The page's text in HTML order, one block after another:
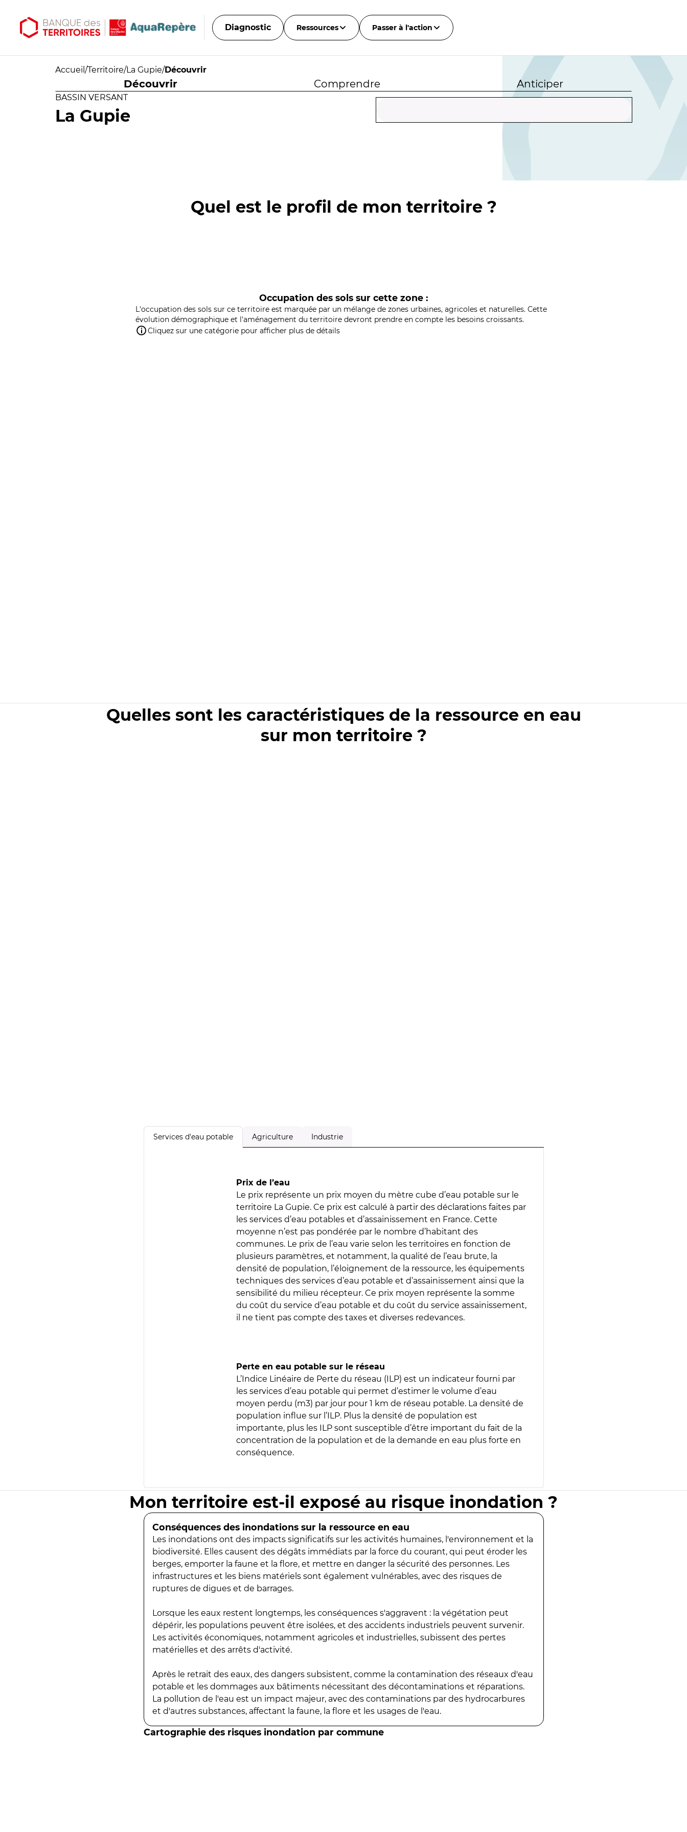
Diagnostic Ressources Passer à l'action
Accueil /Territoire/La Gupie/Découvrir
Découvrir Comprendre Anticiper
BASSIN VERSANT
La Gupie
Quel est le profil de mon territoire ?
Occupation des sols sur cette zone :
L'occupation des sols sur ce territoire est marquée par un mélange de zones urbaines, agricoles et naturelles. Cette
évolution démographique et l'aménagement du territoire devront prendre en compte les besoins croissants.
Cliquez sur une catégorie pour afficher plus de détails
Quelles sont les caractéristiques de la ressource en eau
sur mon territoire ?
Services d'eau potable Agriculture Industrie
Prix de l’eau
Le prix représente un prix moyen du mètre cube d’eau potable sur le
territoire La Gupie. Ce prix est calculé à partir des déclarations faites par
les services d’eau potables et d’assainissement en France. Cette
moyenne n’est pas pondérée par le nombre d’habitant des
communes. Le prix de l’eau varie selon les territoires en fonction de
plusieurs paramètres, et notamment, la qualité de l’eau brute, la
densité de population, l’éloignement de la ressource, les équipements
techniques des services d’eau potable et d’assainissement ainsi que la
sensibilité du milieu récepteur. Ce prix moyen représente la somme
du coût du service d’eau potable et du coût du service assainissement,
il ne tient pas compte des taxes et diverses redevances.
Perte en eau potable sur le réseau
L’Indice Linéaire de Perte du réseau (ILP) est un indicateur fourni par
les services d’eau potable qui permet d’estimer le volume d’eau
moyen perdu (m3) par jour pour 1 km de réseau potable. La densité de
population influe sur l’ILP. Plus la densité de population est
importante, plus les ILP sont susceptible d’être important du fait de la
concentration de la population et de la demande en eau plus forte en
conséquence.
Mon territoire est-il exposé au risque inondation ?
Conséquences des inondations sur la ressource en eau
Les inondations ont des impacts significatifs sur les activités humaines, l'environnement et la
biodiversité. Elles causent des dégâts immédiats par la force du courant, qui peut éroder les
berges, emporter la faune et la flore, et mettre en danger la sécurité des personnes. Les
infrastructures et les biens matériels sont également vulnérables, avec des risques de
ruptures de digues et de barrages.
Lorsque les eaux restent longtemps, les conséquences s'aggravent : la végétation peut
dépérir, les populations peuvent être isolées, et des accidents industriels peuvent survenir.
Les activités économiques, notamment agricoles et industrielles, subissent des pertes
matérielles et des arrêts d'activité.
Après le retrait des eaux, des dangers subsistent, comme la contamination des réseaux d'eau
potable et les dommages aux bâtiments nécessitant des décontaminations et réparations.
La pollution de l'eau est un impact majeur, avec des contaminations par des hydrocarbures
et d'autres substances, affectant la faune, la flore et les usages de l'eau.
Cartographie des risques inondation par commune